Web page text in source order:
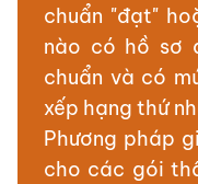
chuẩn "đạt"
nào có hồ sơ
chuẩn và có
xếp hạng thứ
Phương pháp
cho các gói